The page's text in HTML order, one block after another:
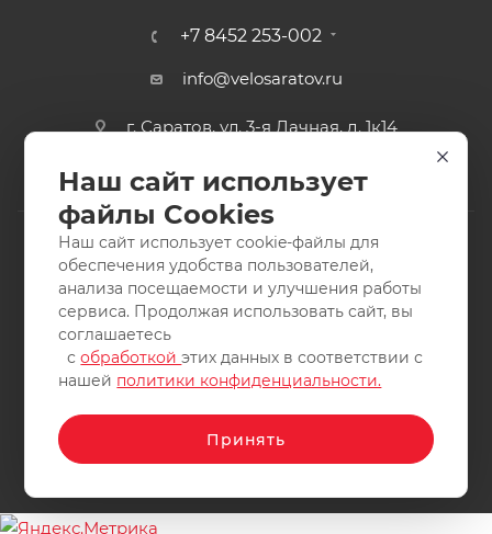
+7 8452 253-002
info@velosaratov.ru
г. Саратов, ул. 3-я Дачная, д. 1к14
2011-2026 © интернет-магазин спортивных товаров
ВелоСаратов. Не является публичной офертой. Все права
защищены. Заимствование материалов и фотографий
запрещено.
Наш сайт использует
файлы Cookies
Наш сайт использует cookie-файлы для
обеспечения удобства пользователей,
анализа посещаемости и улучшения работы
сервиса. Продолжая использовать сайт, вы
соглашаетесь
собработкойэтих данных в соответствии с
нашей политики конфиденциальности.
Принять